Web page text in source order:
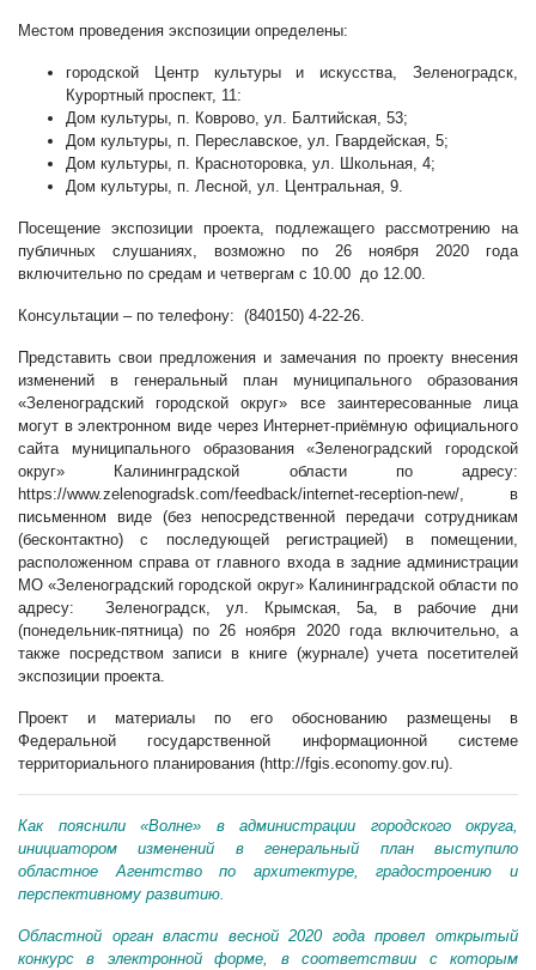
Местом проведения экспозиции определены:
городской Центр культуры и искусства, Зеленоградск,
Курортный проспект, 11:
Дом культуры, п. Коврово, ул. Балтийская, 53;
Дом культуры, п. Переславское, ул. Гвардейская, 5;
Дом культуры, п. Красноторовка, ул. Школьная, 4;
Дом культуры, п. Лесной, ул. Центральная, 9.
Посещение экспозиции проекта, подлежащего рассмотрению на
публичных слушаниях, возможно по 26 ноября 2020 года
включительно по средам и четвергам с 10.00 до 12.00.
Консультации – по телефону: (840150) 4-22-26.
Представить свои предложения и замечания по проекту внесения
изменений в генеральный план муниципального образования
«Зеленоградский городской округ» все заинтересованные лица
могут в электронном виде через Интернет-приёмную официального
сайта муниципального образования «Зеленоградский городской
округ» Калининградской области по адресу:
https://www.zelenogradsk.com/feedback/internet-reception-new/ , в
письменном виде (без непосредственной передачи сотрудникам
(бесконтактно) с последующей регистрацией) в помещении,
расположенном справа от главного входа в задние администрации
МО «Зеленоградский городской округ» Калининградской области по
адресу: Зеленоградск, ул. Крымская, 5а, в рабочие дни
(понедельник-пятница) по 26 ноября 2020 года включительно, а
также посредством записи в книге (журнале) учета посетителей
экспозиции проекта.
Проект и материалы по его обоснованию размещены в
Федеральной государственной информационной системе
территориального планирования (http://fgis.economy.gov.ru).
Как пояснили «Волне» в администрации городского округа,
инициатором изменений в генеральный план выступило
областное Агентство по архитектуре, градостроению и
перспективному развитию.
Областной орган власти весной 2020 года провел открытый
конкурс в электронной форме, в соответствии с которым